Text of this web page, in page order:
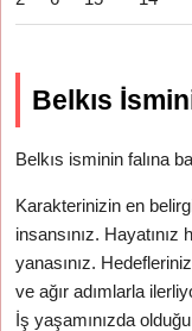
Belkıs
Belkıs isminin falına
Karakterinizin en
insansınız.
yanasınız.
ve ağır adımlarla
İş yaşamınızda